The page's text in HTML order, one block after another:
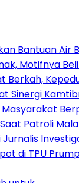
Bantuan Air
Motifnya
Masyarakat
Patroli
di TPU